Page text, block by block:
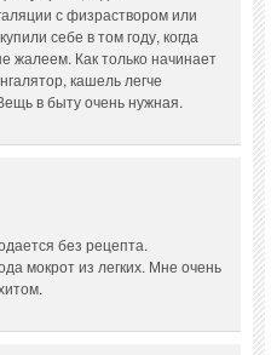
с физраствором или
себе в том году, когда
жалеем. Как только начинает
кашель легче
в быту очень нужная.
без рецепта.
мокрот из легких. Мне очень